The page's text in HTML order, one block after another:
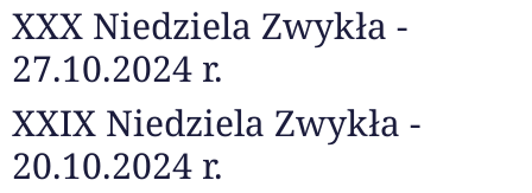
XXX Niedziela Zwykła -
27.10.2024 r.
XXIX Niedziela Zwykła -
20.10.2024 r.